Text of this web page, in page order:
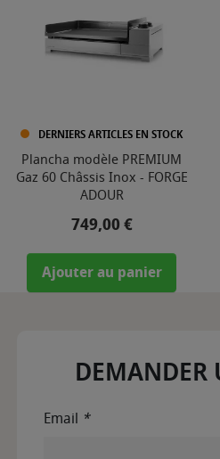
DERNIERS ARTICLES EN STOCK
Plancha modèle PREMIUM
Gaz 60 Châssis Inox - FORGE
ADOUR
Prix
749,00 €
Ajouter au panier
DEMANDER
Email *